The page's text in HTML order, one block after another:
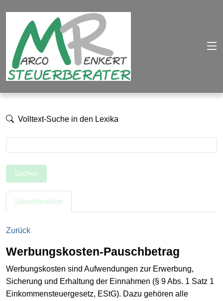
Volltext-Suche in den Lexika
Suchen
Steuerlexikon
Zurück
Werbungskosten-Pauschbetrag
Werbungskosten sind Aufwendungen zur Erwerbung,
Sicherung und Erhaltung der Einnahmen (§ 9 Abs. 1 Satz 1
Einkommensteuergesetz, EStG). Dazu gehören alle